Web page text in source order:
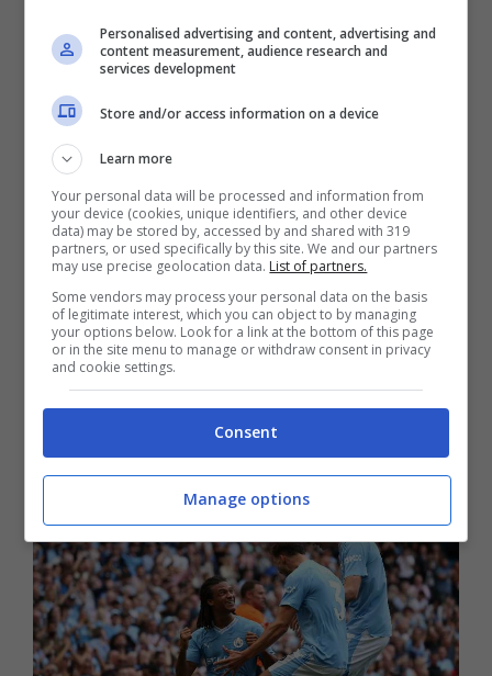
ancora a portata di tiro. Di conseguenza,
tutto è possibile. Un nome che può diventare
caldo per il mercato dellaJuventusè quello
di Nathan Akè. Secondo quanto raccontato
daTransferfeed, i bianconeri hanno un forte
interesse nei suoi confronti, dal momento
che il calciatore non ha mai chiuso alla
possibilità di un addio a gennaio. Vorrebbe,
infatti, una destinazione che gli possa
permettere di giocare con maggiore
continuità.
Personalised advertising and content, advertising and
content measurement, audience research and
services development
Store and/or access information on a device
Learn more
Your personal data will be processed and information from
your device (cookies, unique identifiers, and other device
data) may be stored by, accessed by and shared with 319
partners, or used specifically by this site. We and our partners
may use precise geolocation data. List of partners.
Some vendors may process your personal data on the basis
of legitimate interest, which you can object to by managing
your options below. Look for a link at the bottom of this page
or in the site menu to manage or withdraw consent in privacy
and cookie settings.
Consent
Manage options